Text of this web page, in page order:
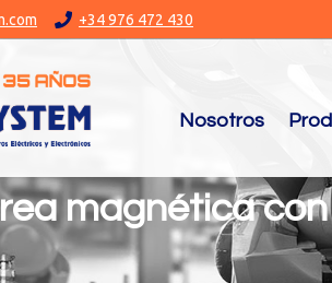
+34 976 472 430
Nosotros
magnética